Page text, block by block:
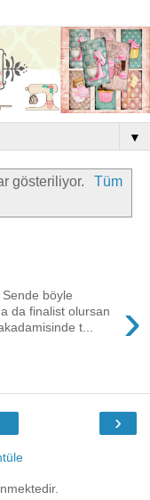
▼
gösteriliyor.
Tüm
›
Sende böyle
da finalist olursan
t...
›